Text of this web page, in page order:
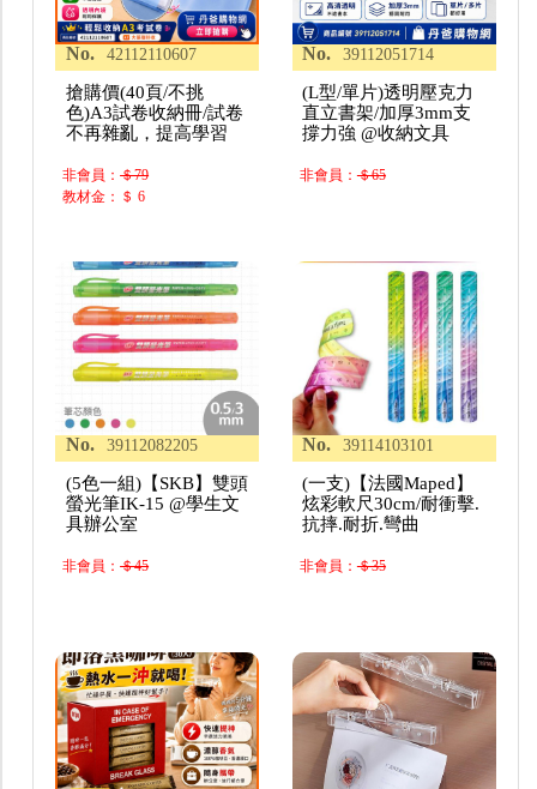
No. 42112110607
搶購價(40頁/不挑
色)A3試卷收納冊/試卷
不再雜亂，提高學習
非會員：＄79
教材金：＄ 6
No. 39112051714
(L型/單片)透明壓克力
直立書架/加厚3mm支
撐力強 @收納文具
非會員：＄65
No. 39112082205
(5色一組)【SKB】雙頭
螢光筆IK-15 @學生文
具辦公室
非會員：＄45
No. 39114103101
(一支)【法國Maped】
炫彩軟尺30cm/耐衝擊.
抗摔.耐折.彎曲
非會員：＄35